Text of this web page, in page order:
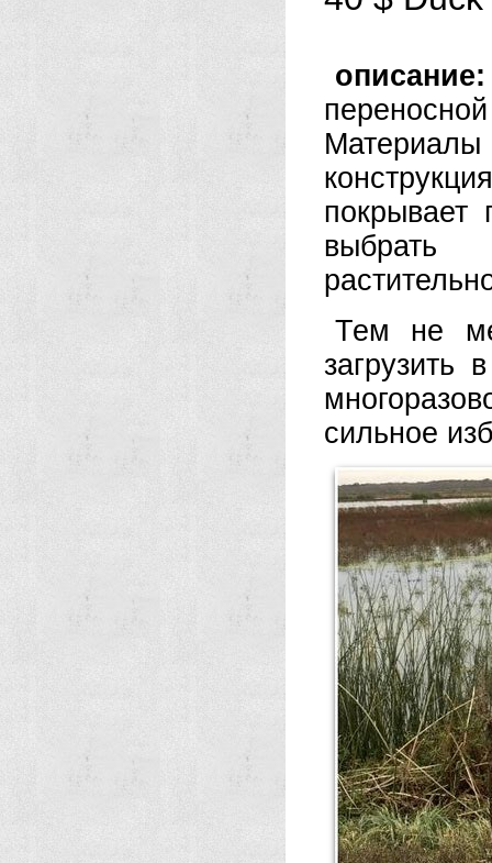
Материалы
покрывает
выбрать
Тем не
загрузить
сильное